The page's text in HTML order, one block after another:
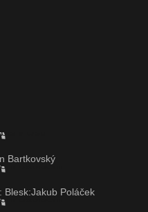
Bartkovský
Blesk:Jakub Poláček